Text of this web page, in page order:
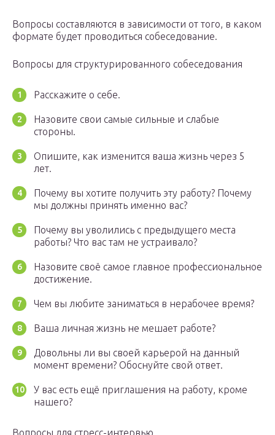
Вопросы составляются в зависимости от того, в каком
формате будет проводиться собеседование.
Вопросы для структурированного собеседования
Расскажите о себе.
Назовите свои самые сильные и слабые
стороны.
Опишите, как изменится ваша жизнь через 5
лет.
Почему вы хотите получить эту работу? Почему
мы должны принять именно вас?
Почему вы уволились с предыдущего места
работы? Что вас там не устраивало?
Назовите своё самое главное профессиональное
достижение.
Чем вы любите заниматься в нерабочее время?
Ваша личная жизнь не мешает работе?
Довольны ли вы своей карьерой на данный
момент времени? Обоснуйте свой ответ.
У вас есть ещё приглашения на работу, кроме
нашего?
Вопросы для стресс-интервью